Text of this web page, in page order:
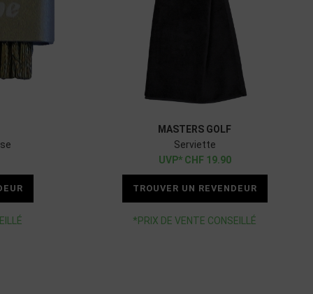
MASTERS GOLF
Serviette
CHF 19.90
TROUVER UN REVENDEUR
*PRIX DE VENTE CONSEILLÉ